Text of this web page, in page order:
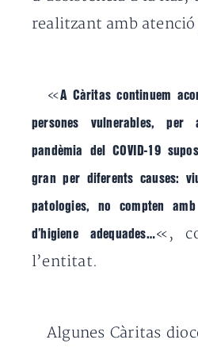
realitzant amb
«A Càritas continuem
persones vulnerables,
pandèmia del COVID-19
gran per diferents causes:
patologies, no compten
d’higiene adequades…«,
l’entitat.
Algunes Càritas